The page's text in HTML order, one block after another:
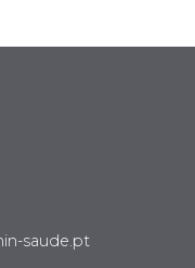
saude.pt